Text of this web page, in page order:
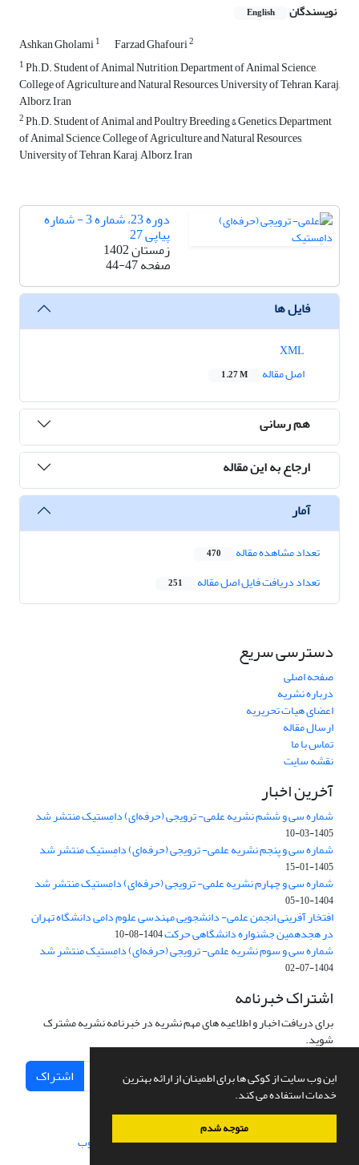
این وب سایت از کوکی ها برای اطمینان از ارائه بهترین
خدمات استفاده می کند.
متوجه شدم
نویسندگان English
Ashkan Gholami1 Farzad Ghafouri2
1Ph.D. Student of Animal Nutrition, Department of Animal Science,
College of Agriculture and Natural Resources, University of Tehran, Karaj,
Alborz, Iran
2Ph.D. Student of Animal and Poultry Breeding & Genetics, Department
of Animal Science, College of Agriculture and Natural Resources,
University of Tehran, Karaj, Alborz, Iran
دوره 23، شماره 3 - شماره
پیاپی 27
زمستان 1402
صفحه44-47
فایل ها
اصل مقاله
1.27 M
هم رسانی
ارجاع به این مقاله
آمار
تعداد مشاهده مقاله 470
تعداد دریافت فایل اصل مقاله 251
دسترسی سریع
صفحه اصلی
درباره نشریه
اعضای هیات تحریریه
ارسال مقاله
تماس با ما
نقشه سایت
آخرین اخبار
شماره سی و ششم نشریه علمی- ترویجی (حرفه‌ای) دامِستیک منتشر شد
1405-03-10
شماره سی و پنجم نشریه علمی- ترویجی (حرفه‌ای) دامِستیک منتشر شد
1405-01-15
شماره سی و چهارم نشریه علمی- ترویجی (حرفه‌ای) دامِستیک منتشر شد
1404-10-05
افتخار آفرینی انجمن علمی- دانشجویی مهندسی علوم دامی دانشگاه تهران
در هجدهمین جشنواره دانشگاهی حرکت1404-08-10
شماره سی و سوم نشریه علمی- ترویجی (حرفه‌ای) دامِستیک منتشر شد
1404-07-02
اشتراک خبرنامه
برای دریافت اخبار و اطلاعیه های مهم نشریه در خبرنامه نشریه مشترک
شوید.
اشتراک
سامانه مدیریت نشریات علمی.طراحی و پیاده سازی از سیناوب